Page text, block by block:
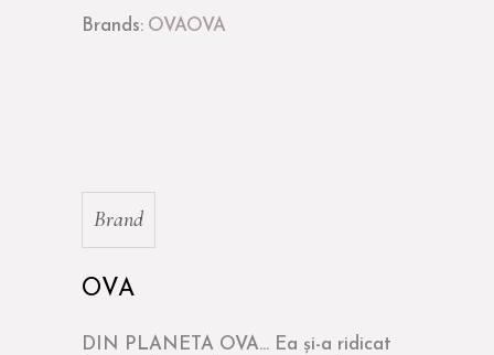
Brands: OVAOVA
Brand
OVA
DIN PLANETA OVA... Ea și-a ridicat